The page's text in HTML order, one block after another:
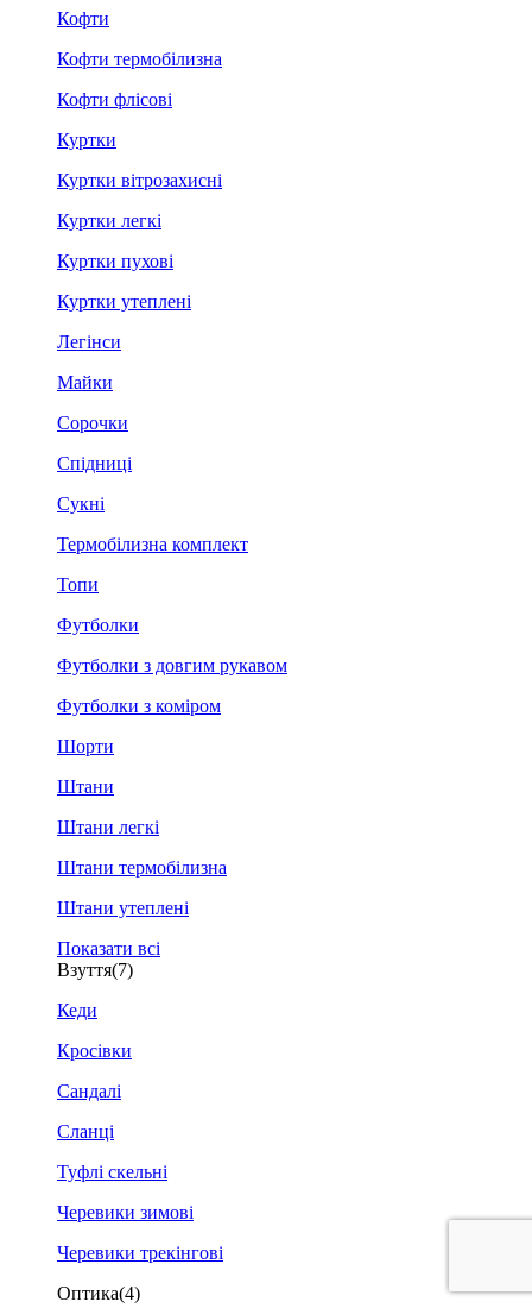
Кофти
Кофти термобілизна
Кофти флісові
Куртки
Куртки вітрозахисні
Куртки легкі
Куртки пухові
Куртки утеплені
Легінси
Майки
Сорочки
Спідниці
Сукні
Термобілизна комплект
Топи
Футболки
Футболки з довгим рукавом
Футболки з коміром
Шорти
Штани
Штани легкі
Штани термобілизна
Штани утеплені
Показати всі
Взуття(7)
Кеди
Кросівки
Сандалі
Сланці
Туфлі скельні
Черевики зимові
Черевики трекінгові
Оптика(4)